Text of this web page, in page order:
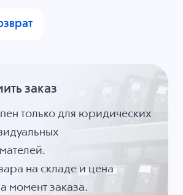
заказ
только для юридических
на складе и цена
момент заказа.